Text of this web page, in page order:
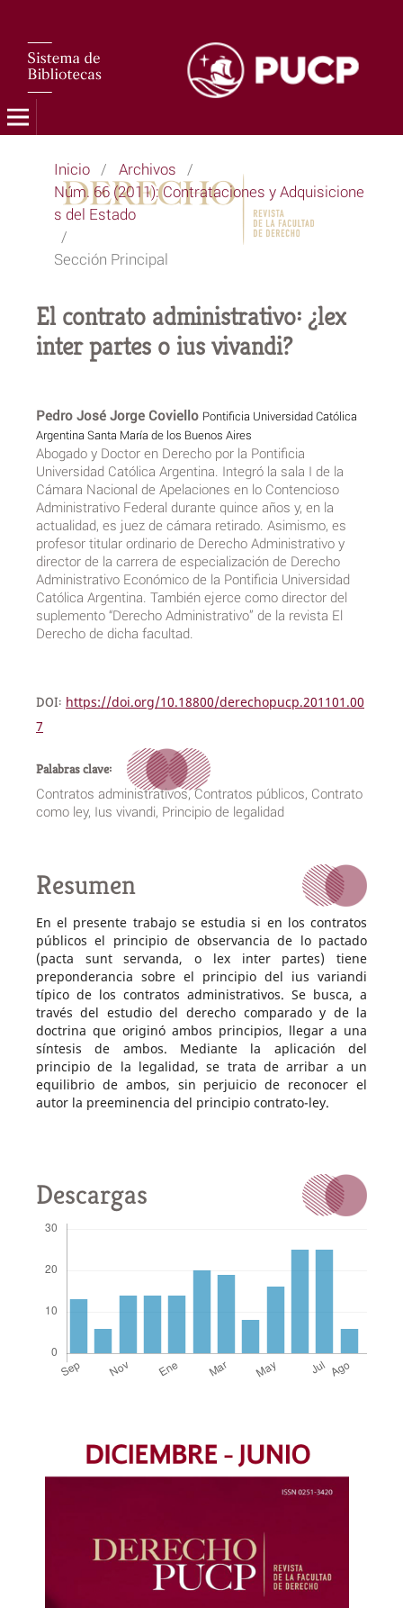
Inicio / Archivos /
Núm. 66 (2011): Contrataciones y Adquisicione
s del Estado
/
Sección Principal
El contrato administrativo: ¿lex
inter partes o ius vivandi?
Pedro José Jorge Coviello Pontificia Universidad Católica
Argentina Santa María de los Buenos Aires
Abogado y Doctor en Derecho por la Pontificia
Universidad Católica Argentina. Integró la sala I de la
Cámara Nacional de Apelaciones en lo Contencioso
Administrativo Federal durante quince años y, en la
actualidad, es juez de cámara retirado. Asimismo, es
profesor titular ordinario de Derecho Administrativo y
director de la carrera de especialización de Derecho
Administrativo Económico de la Pontificia Universidad
Católica Argentina. También ejerce como director del
suplemento “Derecho Administrativo” de la revista El
Derecho de dicha facultad.
DOI: https://doi.org/10.18800/derechopucp.201101.00
7
Palabras clave:
Contratos administrativos, Contratos públicos, Contrato
como ley, Ius vivandi, Principio de legalidad
Resumen
En el presente trabajo se estudia si en los contratos
públicos el principio de observancia de lo pactado
(pacta sunt servanda, o lex inter partes) tiene
preponderancia sobre el principio del ius variandi
típico de los contratos administrativos. Se busca, a
través del estudio del derecho comparado y de la
doctrina que originó ambos principios, llegar a una
síntesis de ambos. Mediante la aplicación del
principio de la legalidad, se trata de arribar a un
equilibrio de ambos, sin perjuicio de reconocer el
autor la preeminencia del principio contrato-ley.
Descargas